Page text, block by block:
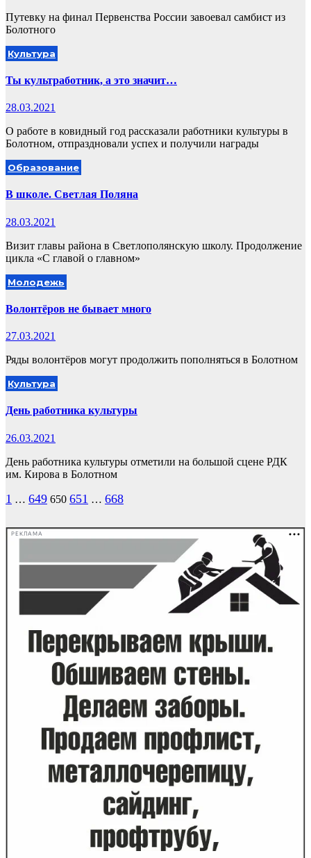
Путевку на финал Первенства России завоевал самбист из
Болотного
Культура
Ты культработник, а это значит…
28.03.2021
О работе в ковидный год рассказали работники культуры в
Болотном, отпраздновали успех и получили награды
Образование
В школе. Светлая Поляна
28.03.2021
Визит главы района в Светлополянскую школу. Продолжение
цикла «С главой о главном»
Молодежь
Волонтёров не бывает много
27.03.2021
Ряды волонтёров могут продолжить пополняться в Болотном
Культура
День работника культуры
26.03.2021
День работника культуры отметили на большой сцене РДК
им. Кирова в Болотном
Пагинация
1 … 649 650 651 … 668
РЕКЛАМА